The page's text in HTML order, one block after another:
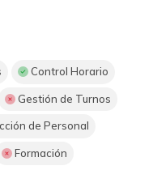
Control Horario
Gestión de Turnos
de Personal
Formación